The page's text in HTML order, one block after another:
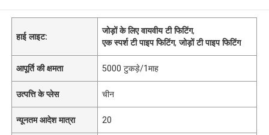
हाई लाइट:
जोड़ों के लिए वायवीय टी फिटिंग,
एक स्पर्श टी पाइप फिटिंग,जोड़ों टी पाइप फिटिंग
आपूर्ति की क्षमता 5000 टुकड़े/1माह
उत्पत्ति के प्लेस चीन
न्यूनतम आदेश मात्रा 20